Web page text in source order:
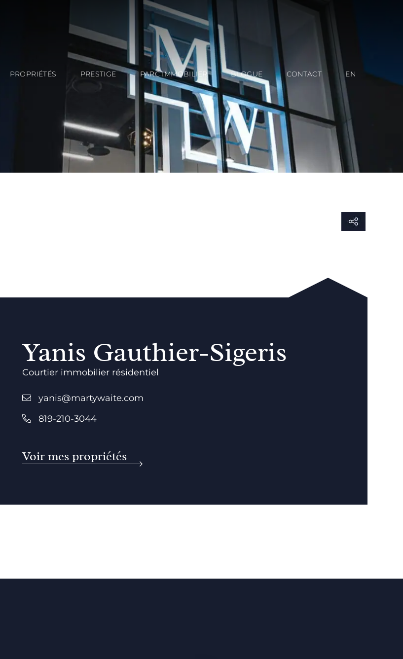
PROPRIÉTÉS PRESTIGE PARC IMMOBILIER BLOGUE CONTACT EN
Yanis Gauthier-Sigeris
Courtier immobilier résidentiel
yanis@martywaite.com
819-210-3044
Voir mes propriétés